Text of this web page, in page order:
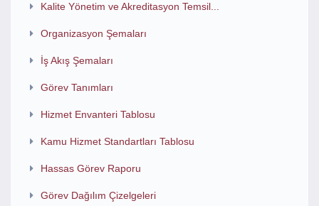
Kalite Yönetim ve Akreditasyon Temsil...
Organizasyon Şemaları
İş Akış Şemaları
Görev Tanımları
Hizmet Envanteri Tablosu
Kamu Hizmet Standartları Tablosu
Hassas Görev Raporu
Görev Dağılım Çizelgeleri